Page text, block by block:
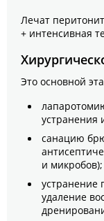
Лечат
+ интенсивная
Это основной
устранения
санацию
и микробов);
удаление